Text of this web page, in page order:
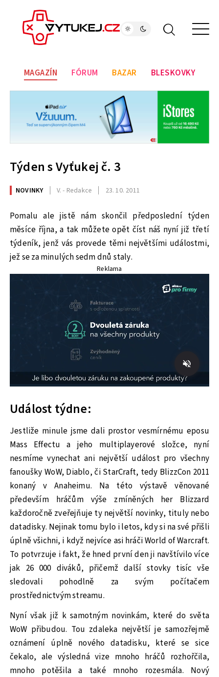
MAGAZÍN FÓRUM BAZAR BLESKOVKY
Týden s Vyťukej č. 3
NOVINKY V. - Redakce 23. 10. 2011
Pomalu ale jistě nám skončil předposlední týden
měsíce října, a tak můžete opět číst náš nyní již třetí
týdeník, jenž vás provede těmi největšími událostmi,
jež se za minulých sedm dnů staly.
Reklama
Událost týdne:
Jestliže minule jsme dali prostor vesmírnému eposu
Mass Effectu a jeho multiplayerové složce, nyní
nesmíme vynechat ani největší událost pro všechny
fanoušky WoW, Diablo, či StarCraft, tedy BlizzCon 2011
konaný v Anaheimu. Na této výstavě věnované
především hráčům výše zmíněných her Blizzard
každoročně zveřejňuje ty největší novinky, tituly nebo
datadisky. Nejinak tomu bylo i letos, kdy si na své přišli
úplně všichni, i když nejvíce asi hráči World of Warcraft.
To potvrzuje i fakt, že hned první den ji navštívilo více
jak 26 000 diváků, přičemž další stovky tisíc vše
sledovali pohodlně za svým počítačem
prostřednictvým streamu.
Nyní však již k samotným novinkám, které do světa
WoW přibudou. Tou zdaleka největší je samozřejmě
oznámení úplně nového datadisku, které se sice
čekalo, ale výsledná vize mnoho hráčů rozhořčila,
mnoho potěšila a také mnoho rozesmála. Nový